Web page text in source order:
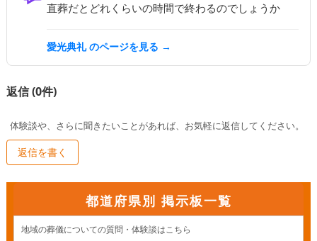
直葬だとどれくらいの時間で終わるのでしょうか
愛光典礼のページを見る →
返信 (0件)
体験談や、さらに聞きたいことがあれば、お気軽に返信してください。
返信を書く
都道府県別 掲示板一覧
地域の葬儀についての質問・体験談はこちら